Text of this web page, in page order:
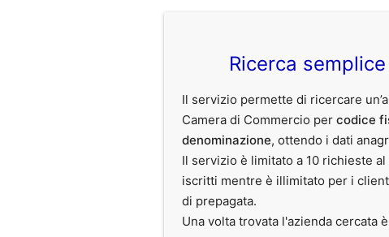
Ricerca
Il servizio permette di ricercare
Camera di Commercio percodice
denominazione, ottendo i dati
Il servizio è limitato a 10 richieste
iscritti mentre è illimitato per i
di prepagata.
Una volta trovata l'azienda cercata